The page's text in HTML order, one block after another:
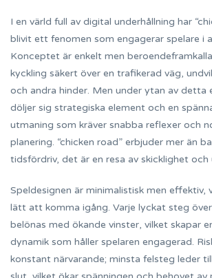
I en värld full av digital underhållning har
blivit ett fenomen som engagerar spelare i
Konceptet är enkelt men
kyckling säkert över en trafikerad väg,
och andra hinder. Men under ytan av detta
döljer sig strategiska element och en
utmaning som kräver snabba reflexer och
planering. “chicken road” erbjuder mer än
tidsfördriv, det är en resa av skicklighet och
Speldesignen är minimalistisk men effektiv,
lätt att komma igång. Varje lyckat steg
belönas med ökande vinster, vilket skapar
dynamik som håller spelaren engagerad.
konstant närvarande; minsta felsteg leder